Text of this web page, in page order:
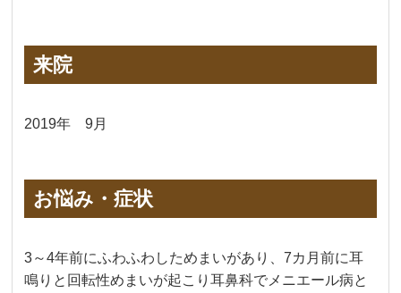
来院
2019年 9月
お悩み・症状
3～4年前にふわふわしためまいがあり、7カ月前に耳
鳴りと回転性めまいが起こり耳鼻科でメニエール病と